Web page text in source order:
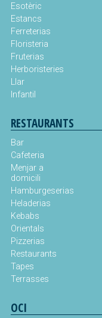
Esotèric
Estancs
Ferreterias
Floristeria
Fruterias
Herboristeries
Llar
Infantil
RESTAURANTS
Bar
Cafeteria
Menjar a
domicili
Hamburgeserias
Heladerias
Kebabs
Orientals
Pizzerias
Restaurants
Tapes
Terrasses
OCI